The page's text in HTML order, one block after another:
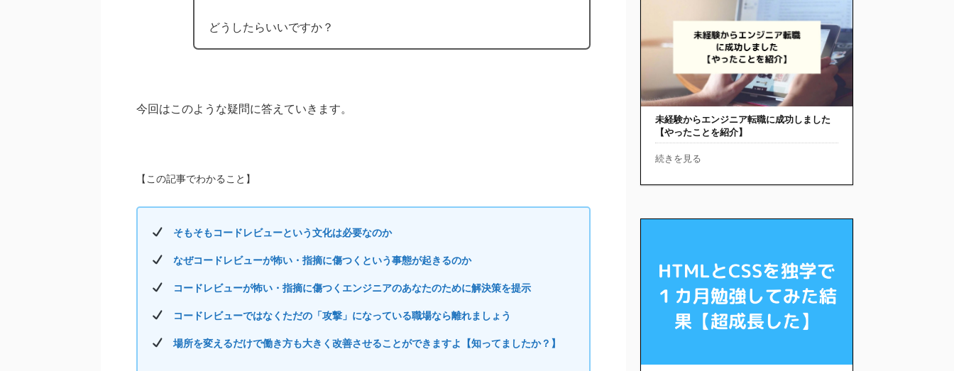
どうしたらいいですか？
今回はこのような疑問に答えていきます。
【この記事でわかること】
そもそもコードレビューという文化は必要なのか
なぜコードレビューが怖い・指摘に傷つくという事態が起きるのか
コードレビューが怖い・指摘に傷つくエンジニアのあなたのために解決策を提示
コードレビューではなくただの「攻撃」になっている職場なら離れましょう
場所を変えるだけで働き方も大きく改善させることができますよ【知ってましたか？】
未経験からエンジニア転職に成功しました
【やったことを紹介】
続きを見る